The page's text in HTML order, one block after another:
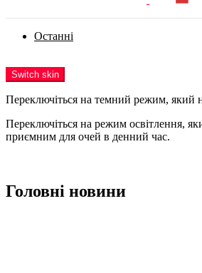
Останні
Switch skin
Переключіться на темний режим, який
Переключіться на режим освітлення,
приємним для очей в денний час.
Головні новини